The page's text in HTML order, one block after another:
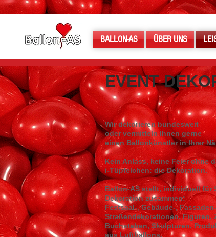
BALLON-AS ÜBER UNS
EVENT
Wir dekorieren bundesweit
oder vermitteln Ihnen gerne
einen Ballonkünstler in Ihrer
Kein Anlass, keine Feier ohne
i-Tüpfelchen: die Dekoration.
Ballon-AS stellt, individuell für
Dekoration zusammen:
Festsaal-, Gebäude-,
Straßendekorationen. Figuren,
Buchstaben, Skulpturen,
aus Luftballons.